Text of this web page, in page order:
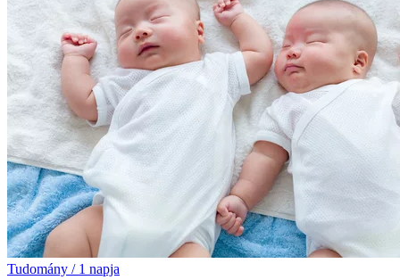
Tudomány / 1 napja